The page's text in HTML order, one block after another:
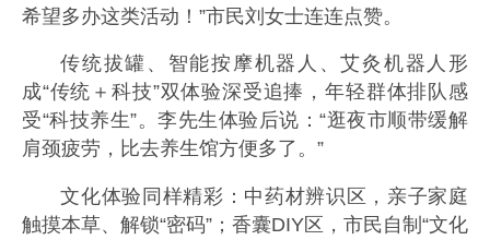
希望多办这类活动！”市民刘女士连连点赞。
传统拔罐、智能按摩机器人、艾灸机器人形
成“传统＋科技”双体验深受追捧，年轻群体排队感
受“科技养生”。李先生体验后说：“逛夜市顺带缓解
肩颈疲劳，比去养生馆方便多了。”
文化体验同样精彩：中药材辨识区，亲子家庭
触摸本草、解锁“密码”；香囊DIY区，市民自制“文化